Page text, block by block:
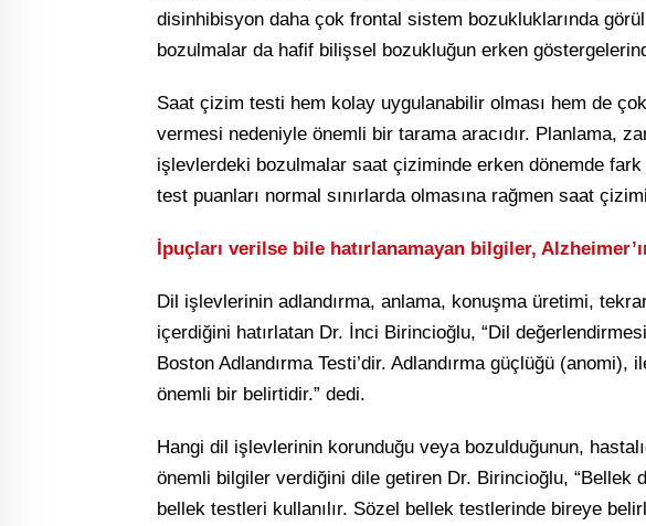
disinhibisyon daha çok frontal sistem bozukluklarında
bozulmalar da hafif bilişsel bozukluğun erken
Saat çizim testi hem kolay uygulanabilir olması hem de
vermesi nedeniyle önemli bir tarama aracıdır. Planlama,
işlevlerdeki bozulmalar saat çiziminde erken dönemde
test puanları normal sınırlarda olmasına rağmen saat
İpuçları verilse bile hatırlanamayan bilgiler,
Dil işlevlerinin adlandırma, anlama, konuşma üretimi,
içerdiğini hatırlatan Dr. İnci Birincioğlu, “Dil
Boston Adlandırma Testi’dir. Adlandırma güçlüğü
önemli bir belirtidir.” dedi.
Hangi dil işlevlerinin korunduğu veya bozulduğunun,
önemli bilgiler verdiğini dile getiren Dr. Birincioğlu, “Bellek
bellek testleri kullanılır. Sözel bellek testlerinde bireye